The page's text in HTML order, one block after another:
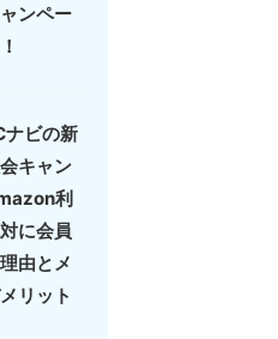
ンペー
ナビの新
キャン
利
に会員
由とメ
リット